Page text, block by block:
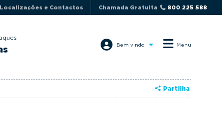
Localizações e Contactos Chamada Gratuita 800 225 588
Bem vindo Menu
Partilha